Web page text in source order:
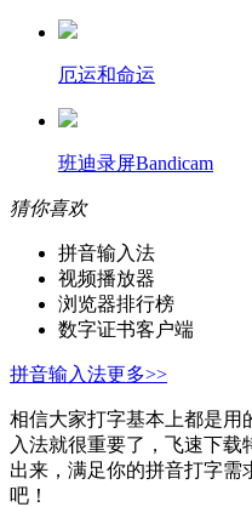
厄运和命运
班迪录屏Bandicam
猜你喜欢
拼音输入法
视频播放器
浏览器排行榜
数字证书客户端
拼音输入法更多>>
相信大家打字基本上都是用
入法就很重要了，飞速下
出来，满足你的拼音打字需
吧！